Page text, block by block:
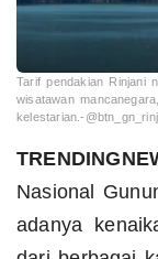
Tarif pendakian Rinjani
wisatawan
kelestarian.-
Nasional
adanya